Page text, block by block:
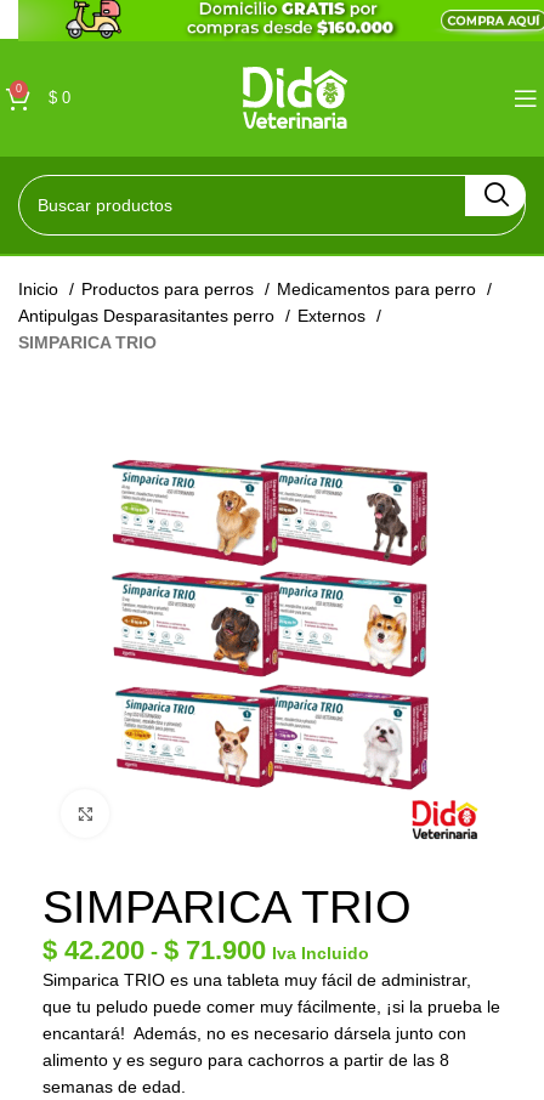
0
$ 0
Inicio Productos para perros
Medicamentos para perro
Antipulgas Desparasitantes perro
Externos
SIMPARICA TRIO
SIMPARICA TRIO
$ 42.200 - $ 71.900 Iva Incluido
Simparica TRIO es una tableta muy fácil de administrar,
que tu peludo puede comer muy fácilmente, ¡si la prueba le
encantará! Además, no es necesario dársela junto con
alimento y es seguro para cachorros a partir de las 8
semanas de edad.